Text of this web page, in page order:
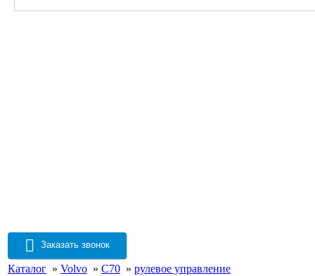
Заказать звонок
Каталог » Volvo » C70 » рулевое управление